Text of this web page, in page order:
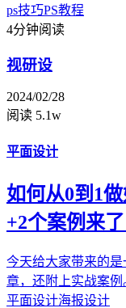
ps技巧PS教程
4分钟阅读
视研设
2024/02/28
阅读 5.1w
平面设计
如何从0到1
+2个案例来了
今天给大家带来的
章，还附上实战案例
平面设计海报设计